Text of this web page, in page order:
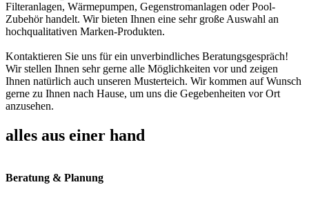
Filteranlagen, Wärmepumpen, Gegenstromanlagen oder Pool-
Zubehör handelt. Wir bieten Ihnen eine sehr große Auswahl an
hochqualitativen Marken-Produkten.
Kontaktieren Sie uns für ein unverbindliches Beratungsgespräch!
Wir stellen Ihnen sehr gerne alle Möglichkeiten vor und zeigen
Ihnen natürlich auch unseren Musterteich. Wir kommen auf Wunsch
gerne zu Ihnen nach Hause, um uns die Gegebenheiten vor Ort
anzusehen.
alles aus einer hand
Beratung & Planung